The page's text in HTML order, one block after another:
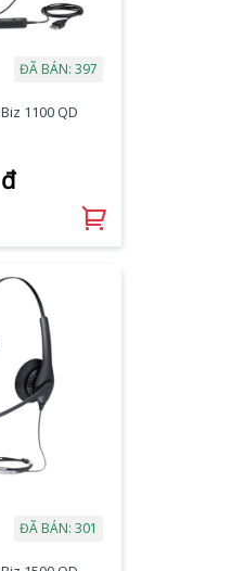
ĐÃ BÁN: 397
1100 QD
ĐÃ BÁN: 301